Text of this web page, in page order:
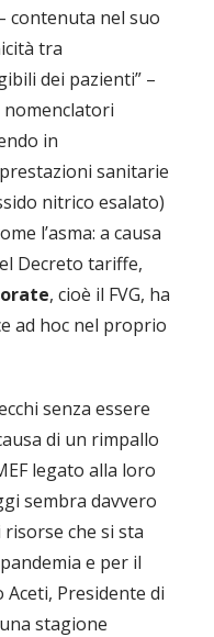
contenuta nel suo
tra
dei pazienti” –
nomenclatori
in
sanitarie
nitrico esalato)
l’asma: a causa
Decreto tariffe,
, cioè il FVG, ha
ad hoc nel proprio
senza essere
di un rimpallo
legato alla loro
sembra davvero
che si sta
e per il
Aceti, Presidente di
stagione